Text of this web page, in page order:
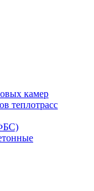
камер
теплотрасс